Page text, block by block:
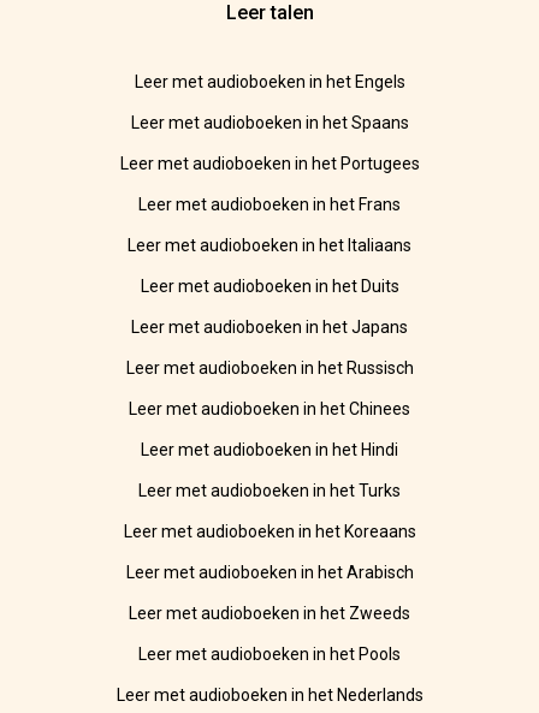
Leer talen
Leer met audioboeken in het Engels
Leer met audioboeken in het Spaans
Leer met audioboeken in het Portugees
Leer met audioboeken in het Frans
Leer met audioboeken in het Italiaans
Leer met audioboeken in het Duits
Leer met audioboeken in het Japans
Leer met audioboeken in het Russisch
Leer met audioboeken in het Chinees
Leer met audioboeken in het Hindi
Leer met audioboeken in het Turks
Leer met audioboeken in het Koreaans
Leer met audioboeken in het Arabisch
Leer met audioboeken in het Zweeds
Leer met audioboeken in het Pools
Leer met audioboeken in het Nederlands